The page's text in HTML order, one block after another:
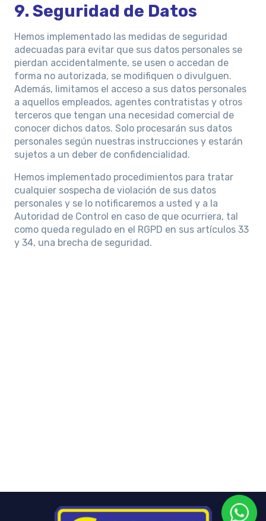
9. Seguridad de Datos
Hemos implementado las medidas de seguridad
adecuadas para evitar que sus datos personales se
pierdan accidentalmente, se usen o accedan de
forma no autorizada, se modifiquen o divulguen.
Además, limitamos el acceso a sus datos personales
a aquellos empleados, agentes contratistas y otros
terceros que tengan una necesidad comercial de
conocer dichos datos. Solo procesarán sus datos
personales según nuestras instrucciones y estarán
sujetos a un deber de confidencialidad.
Hemos implementado procedimientos para tratar
cualquier sospecha de violación de sus datos
personales y se lo notificaremos a usted y a la
Autoridad de Control en caso de que ocurriera, tal
como queda regulado en el RGPD en sus artículos 33
y 34, una brecha de seguridad.